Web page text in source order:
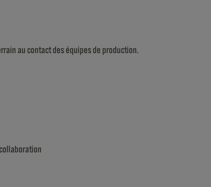
au contact des équipes de production.